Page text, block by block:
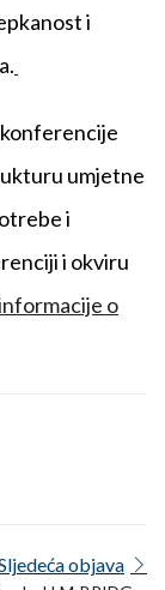
i
umjetne
i
i okviru
o
objava